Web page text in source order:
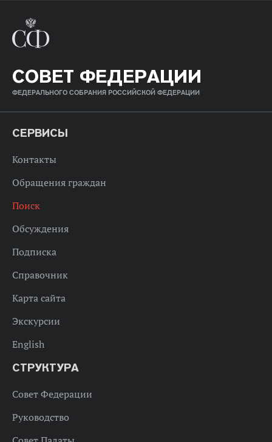
СОВЕТ ФЕДЕРАЦИИ
ФЕДЕРАЛЬНОГО СОБРАНИЯ РОССИЙСКОЙ ФЕДЕРАЦИИ
СЕРВИСЫ
Контакты
Обращения граждан
Поиск
Обсуждения
Подписка
Справочник
Карта сайта
Экскурсии
English
СТРУКТУРА
Совет Федерации
Руководство